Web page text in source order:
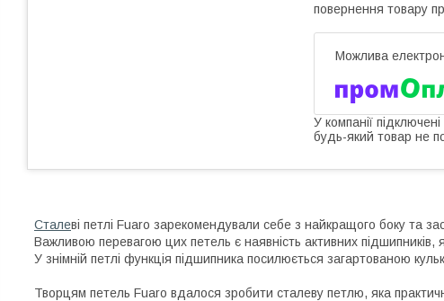
повернення товару
У компанії
будь-який товар не
Сталеві петлі Fuaro зарекомендували себе з найкращого боку та
Важливою перевагою цих петель є наявність активних
У знімній петлі функція підшипника посилюється загартованою
Творцям петель Fuaro вдалося зробити сталеву петлю, яка